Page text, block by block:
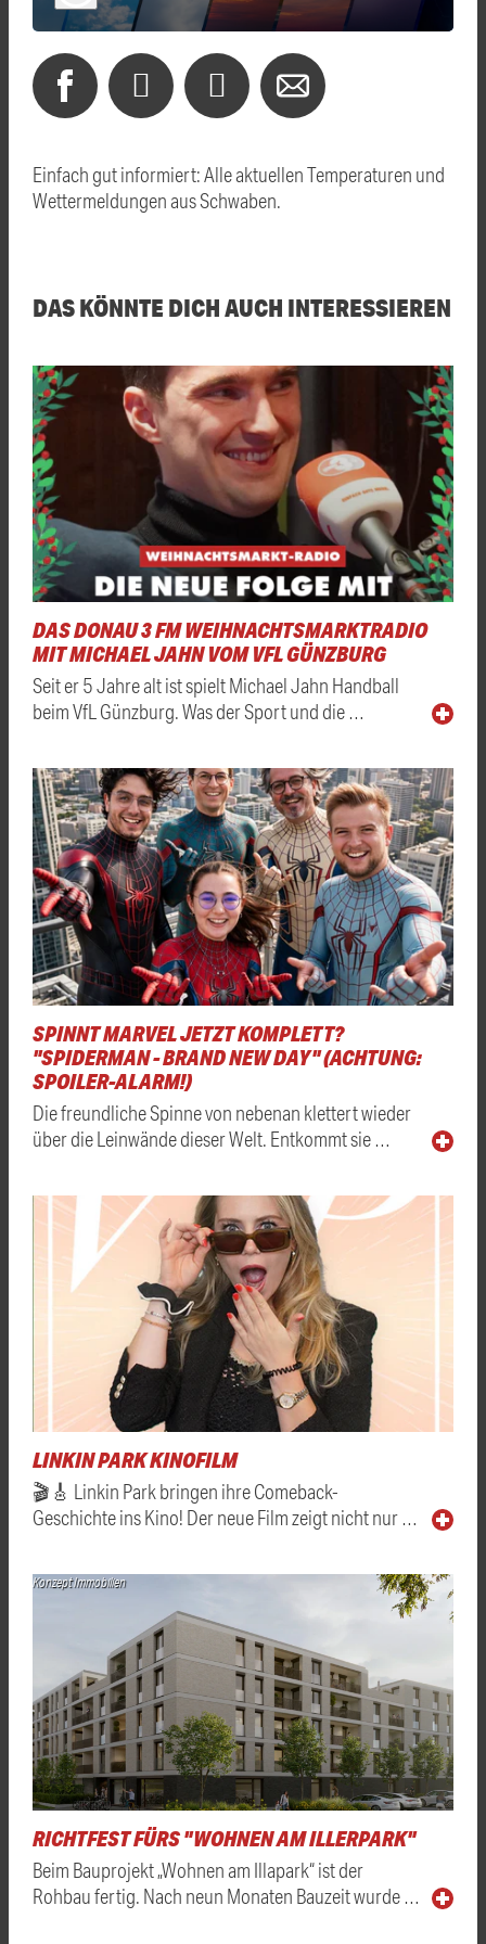
Einfach gut informiert: Alle aktuellen Temperaturen und
Wettermeldungen aus Schwaben.
DAS KÖNNTE DICH AUCH INTERESSIEREN
DAS DONAU 3 FM WEIHNACHTSMARKTRADIO
MIT MICHAEL JAHN VOM VFL GÜNZBURG
Seit er 5 Jahre alt ist spielt Michael Jahn Handball
beim VfL Günzburg. Was der Sport und die …
SPINNT MARVEL JETZT KOMPLETT?
"SPIDERMAN - BRAND NEW DAY" (ACHTUNG:
SPOILER-ALARM!)
Die freundliche Spinne von nebenan klettert wieder
über die Leinwände dieser Welt. Entkommt sie …
LINKIN PARK KINOFILM
🎬🎸 Linkin Park bringen ihre Comeback-
Geschichte ins Kino! Der neue Film zeigt nicht nur …
Konzept Immobilien
RICHTFEST FÜRS "WOHNEN AM ILLERPARK"
Beim Bauprojekt „Wohnen am Illapark“ ist der
Rohbau fertig. Nach neun Monaten Bauzeit wurde …